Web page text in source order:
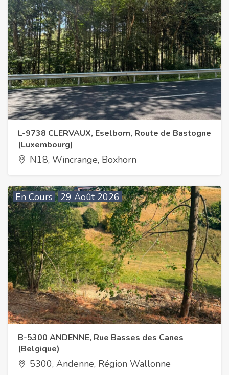
L-9738 CLERVAUX, Eselborn, Route de Bastogne
(Luxembourg)
N18, Wincrange, Boxhorn
En Cours 29 Août 2026
B-5300 ANDENNE, Rue Basses des Canes
(Belgique)
5300, Andenne, Région Wallonne